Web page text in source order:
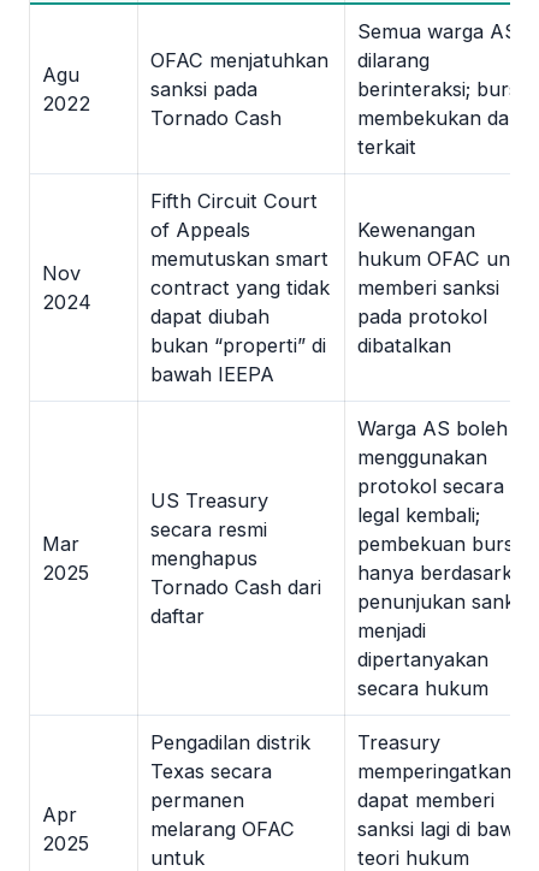
Agu
2022
OFAC menjatuhkan
sanksi pada
Tornado Cash
Semua warga AS
dilarang
berinteraksi; bursa
membekukan dana
terkait
Nov
2024
Fifth Circuit Court
of Appeals
memutuskan smart
contract yang tidak
dapat diubah
bukan “properti” di
bawah IEEPA
Kewenangan
hukum OFAC untuk
memberi sanksi
pada protokol
dibatalkan
Mar
2025
US Treasury
secara resmi
menghapus
Tornado Cash dari
daftar
Warga AS boleh
menggunakan
protokol secara
legal kembali;
pembekuan bursa
hanya berdasarkan
penunjukan sanksi
menjadi
dipertanyakan
secara hukum
Apr
2025
Pengadilan distrik
Texas secara
permanen
melarang OFAC
untuk
Treasury
memperingatkan
dapat memberi
sanksi lagi di bawah
teori hukum